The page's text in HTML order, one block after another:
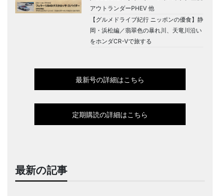
アウトランダーPHEV 他
【グルメドライブ紀行 ニッポンの優食】静
岡・浜松編／翡翠色の暴れ川、天竜川沿い
をホンダCR-Vで旅する
最新号の詳細はこちら
定期購読の詳細はこちら
最新の記事